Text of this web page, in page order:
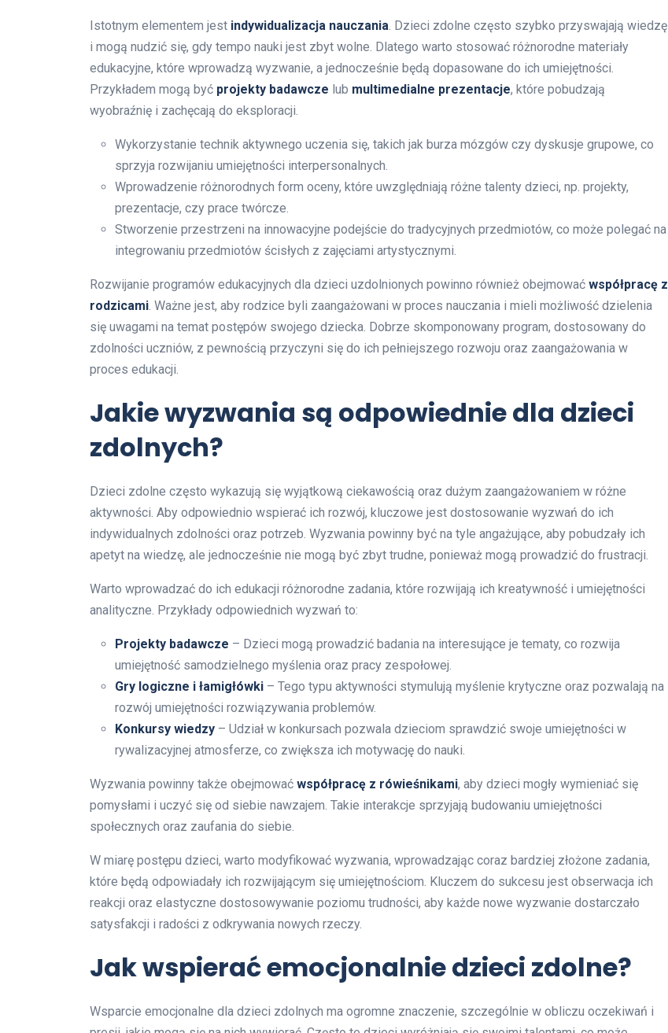
Istotnym elementem jest indywidualizacja nauczania . Dzieci zdolne często szybko przyswajają wiedzę
i mogą nudzić się, gdy tempo nauki jest zbyt wolne. Dlatego warto stosować różnorodne materiały
edukacyjne, które wprowadzą wyzwanie, a jednocześnie będą dopasowane do ich umiejętności.
Przykładem mogą być projekty badawcze lub multimedialne prezentacje, które pobudzają
wyobraźnię i zachęcają do eksploracji.
Wykorzystanie technik aktywnego uczenia się, takich jak burza mózgów czy dyskusje grupowe, co
sprzyja rozwijaniu umiejętności interpersonalnych.
Wprowadzenie różnorodnych form oceny, które uwzględniają różne talenty dzieci, np. projekty,
prezentacje, czy prace twórcze.
Stworzenie przestrzeni na innowacyjne podejście do tradycyjnych przedmiotów, co może polegać na
integrowaniu przedmiotów ścisłych z zajęciami artystycznymi.
Rozwijanie programów edukacyjnych dla dzieci uzdolnionych powinno również obejmować współpracę z
rodzicami . Ważne jest, aby rodzice byli zaangażowani w proces nauczania i mieli możliwość dzielenia
się uwagami na temat postępów swojego dziecka. Dobrze skomponowany program, dostosowany do
zdolności uczniów, z pewnością przyczyni się do ich pełniejszego rozwoju oraz zaangażowania w
proces edukacji.
Jakie wyzwania są odpowiednie dla dzieci
zdolnych?
Dzieci zdolne często wykazują się wyjątkową ciekawością oraz dużym zaangażowaniem w różne
aktywności. Aby odpowiednio wspierać ich rozwój, kluczowe jest dostosowanie wyzwań do ich
indywidualnych zdolności oraz potrzeb. Wyzwania powinny być na tyle angażujące, aby pobudzały ich
apetyt na wiedzę, ale jednocześnie nie mogą być zbyt trudne, ponieważ mogą prowadzić do frustracji.
Warto wprowadzać do ich edukacji różnorodne zadania, które rozwijają ich kreatywność i umiejętności
analityczne. Przykłady odpowiednich wyzwań to:
Projekty badawcze – Dzieci mogą prowadzić badania na interesujące je tematy, co rozwija
umiejętność samodzielnego myślenia oraz pracy zespołowej.
Gry logiczne i łamigłówki – Tego typu aktywności stymulują myślenie krytyczne oraz pozwalają na
rozwój umiejętności rozwiązywania problemów.
Konkursy wiedzy – Udział w konkursach pozwala dzieciom sprawdzić swoje umiejętności w
rywalizacyjnej atmosferze, co zwiększa ich motywację do nauki.
Wyzwania powinny także obejmować współpracę z rówieśnikami, aby dzieci mogły wymieniać się
pomysłami i uczyć się od siebie nawzajem. Takie interakcje sprzyjają budowaniu umiejętności
społecznych oraz zaufania do siebie.
W miarę postępu dzieci, warto modyfikować wyzwania, wprowadzając coraz bardziej złożone zadania,
które będą odpowiadały ich rozwijającym się umiejętnościom. Kluczem do sukcesu jest obserwacja ich
reakcji oraz elastyczne dostosowywanie poziomu trudności, aby każde nowe wyzwanie dostarczało
satysfakcji i radości z odkrywania nowych rzeczy.
Jak wspierać emocjonalnie dzieci zdolne?
Wsparcie emocjonalne dla dzieci zdolnych ma ogromne znaczenie, szczególnie w obliczu oczekiwań i